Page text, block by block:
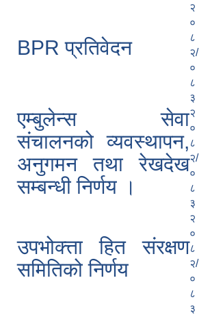
BPR प्रतिवेदन
२
०
८
२/
०
८
३
एम्बुलेन्स सेवा
संचालनको व्यवस्थापन,
अनुगमन तथा रेखदेख
सम्बन्धी निर्णय ।
२
०
८
२/
०
८
३
उपभोक्त्ता हित संरक्षण
समितिको निर्णय
२
०
८
२/
०
८
३